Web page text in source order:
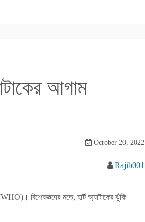
আগাম
October 20, 2022
Rajib001
বিশেষজ্ঞদের মতে, হার্ট অ্যাটাকের ঝুঁকি